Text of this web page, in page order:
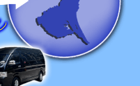
法 合流方法